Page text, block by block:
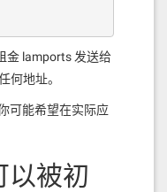
金 lamports 发送给
何地址。
可能希望在实际应
以被初